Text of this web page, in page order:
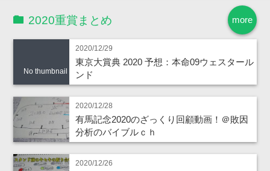
more
2020重賞まとめ
No thumbnail
2020/12/29
東京大賞典 2020 予想：本命09ウェスタール
ンド
2020/12/28
有馬記念2020のざっくり回顧動画！＠敗因
分析のバイブルｃｈ
2020/12/26